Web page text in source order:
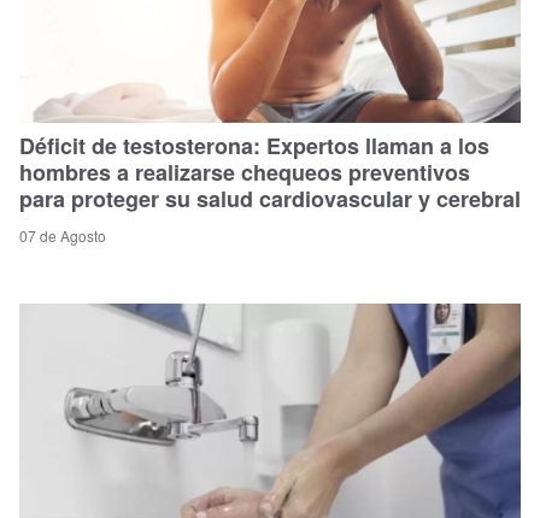
Déficit de testosterona: Expertos llaman a los
hombres a realizarse chequeos preventivos
para proteger su salud cardiovascular y cerebral
07 de Agosto